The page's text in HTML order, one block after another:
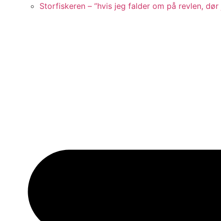
Storfiskeren – ”hvis jeg falder om på revlen, dør